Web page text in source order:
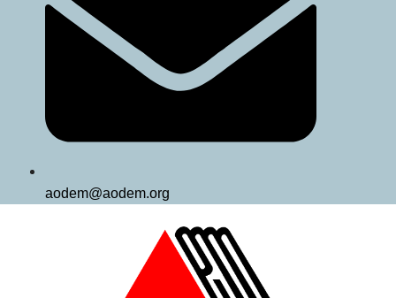
aodem@aodem.org